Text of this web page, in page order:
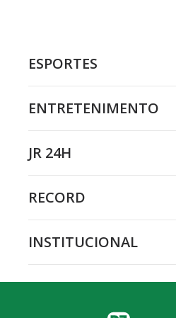
ESPORTES
ENTRETENIMENTO
JR 24H
RECORD
INSTITUCIONAL